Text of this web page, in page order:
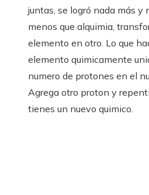
juntas, se logró nada más y
menos que alquimia,
elemento en otro. Lo que
elemento quimicamente
numero de protones en el
Agrega otro proton y
tienes un nuevo quimico.